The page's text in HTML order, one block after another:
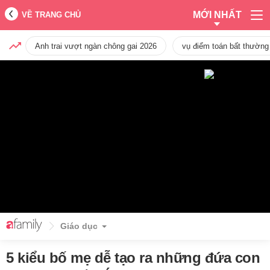
VỀ TRANG CHỦ MỚI NHẤT
Anh trai vượt ngàn chông gai 2026 vụ điểm toán bất
Giáo dục
5 kiểu bố mẹ dễ tạo ra những đứa con